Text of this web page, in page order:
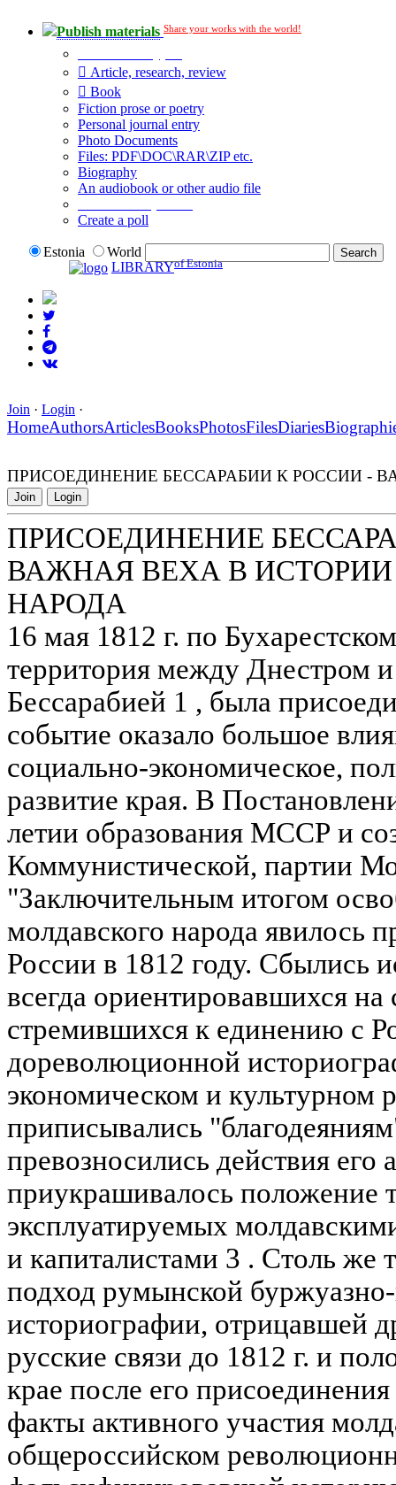
Publish materials Share your works with the world!
Article, research, review
Book
Fiction prose or poetry
Personal journal entry
Photo Documents
Files: PDF\DOC\RAR\ZIP etc.
Biography
An audiobook or other audio file
Create a poll
Estonia
World
LIBRARYof Estonia
Join · Login ·
HomeAuthorsArticlesBooksPhotosFilesDiaries
ПРИСОЕДИНЕНИЕ БЕССАРАБИИ К РОССИИ -
Join Login
ПРИСОЕДИНЕНИЕ
ВАЖНАЯ ВЕХА В
НАРОДА
16 мая 1812 г. по
территория между Днестром
Бессарабией 1 , была
событие оказало большое
социально-экономическое,
развитие края. В
летии образования МССР и
Коммунистической, партии
"Заключительным итогом
молдавского народа явилось
России в 1812 году. Сбылись
всегда ориентировавшихся
стремившихся к единению с
дореволюционной
экономическом и культурном
приписывались
превозносились действия его
приукрашивалось положение
эксплуатируемых
и капиталистами 3 . Столь же
подход румынской
историографии, отрицавшей
русские связи до 1812 г. и
крае после его
факты активного участия
общероссийском